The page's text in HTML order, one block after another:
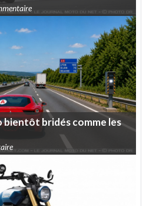
bientôt bridéscommeles